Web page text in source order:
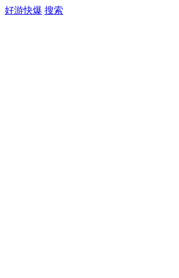
好游快爆 搜索